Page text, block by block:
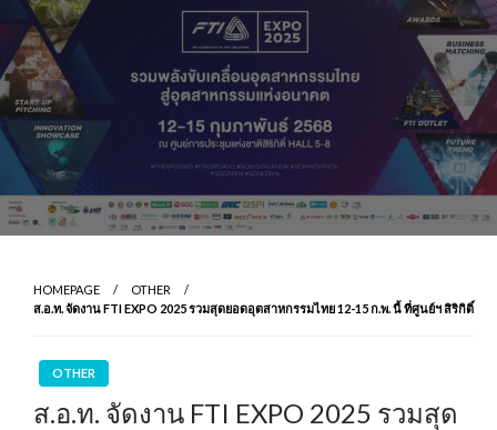
HOMEPAGE
OTHER
ส.อ.ท. จัดงาน FTI EXPO 2025 รวมสุดยอดอุตสาหกรรมไทย 12-15 ก.พ. นี้ ที่ศูนย์ฯ สิริกิติ์
OTHER
ส.อ.ท. จัดงาน FTI EXPO 2025 รวมสุด